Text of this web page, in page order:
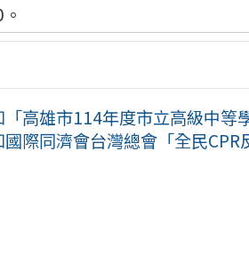
「高雄市114年度市立高級中等
國際同濟會台灣總會「全民